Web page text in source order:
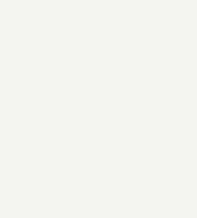
命頑張ってくれる中山さんに
で3台買いましたが、これから
いです。
いに行ったのですが、とても
ただき細かく説明して下さっ
す。